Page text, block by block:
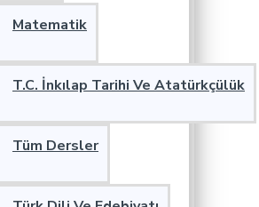
Matematik
T.C. İnkılap Tarihi Ve Atatürkçülük
Tüm Dersler